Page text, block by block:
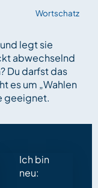
Wortschatz
legt sie
abwechselnd
Du darfst das
es um „Wahlen
geeignet.
Ich bin
neu: